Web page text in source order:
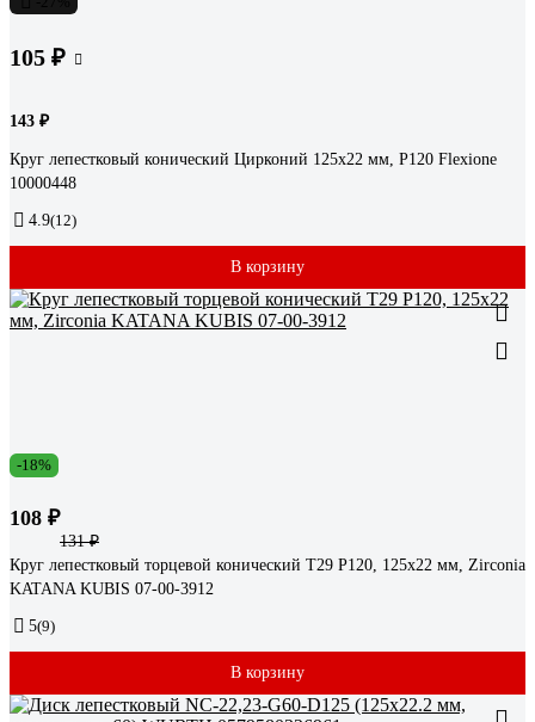
105 ₽
143 ₽
Круг лепестковый конический Цирконий 125x22 мм, Р120 Flexione
10000448
4.9(12)
В корзину
-18%
108 ₽
131 ₽
Круг лепестковый торцевой конический Т29 Р120, 125х22 мм, Zirconia
KATANA KUBIS 07-00-3912
5(9)
В корзину